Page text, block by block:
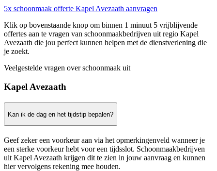
5x schoonmaak offerte Kapel Avezaath aanvragen
Klik op bovenstaande knop om binnen 1 minuut 5 vrijblijvende
offertes aan te vragen van schoonmaakbedrijven uit regio Kapel
Avezaath die jou perfect kunnen helpen met de dienstverlening die
je zoekt.
Veelgestelde vragen over schoonmaak uit
Kapel Avezaath
Kan ik de dag en het tijdstip bepalen?
Geef zeker een voorkeur aan via het opmerkingenveld wanneer je
een sterke voorkeur hebt voor een tijdsslot. Schoonmaakbedrijven
uit Kapel Avezaath krijgen dit te zien in jouw aanvraag en kunnen
hier vervolgens rekening mee houden.